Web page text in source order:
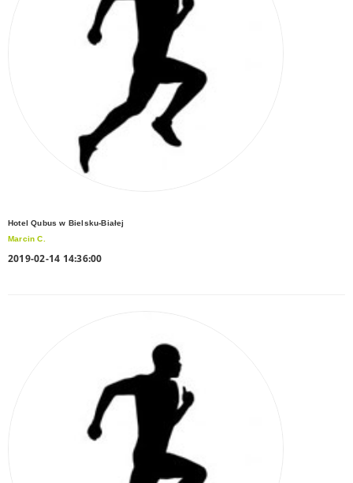
Hotel Qubus w Bielsku-Białej
Marcin C.
2019-02-14 14:36:00